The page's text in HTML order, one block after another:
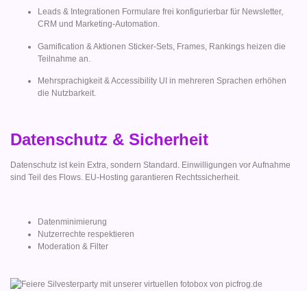
Leads & Integrationen Formulare frei konfigurierbar für Newsletter,
CRM und Marketing-Automation.
Gamification & Aktionen Sticker-Sets, Frames, Rankings heizen die
Teilnahme an.
Mehrsprachigkeit & Accessibility UI in mehreren Sprachen erhöhen
die Nutzbarkeit.
Datenschutz & Sicherheit
Datenschutz ist kein Extra, sondern Standard. Einwilligungen vor Aufnahme
sind Teil des Flows. EU-Hosting garantieren Rechtssicherheit.
Datenminimierung
Nutzerrechte respektieren
Moderation & Filter